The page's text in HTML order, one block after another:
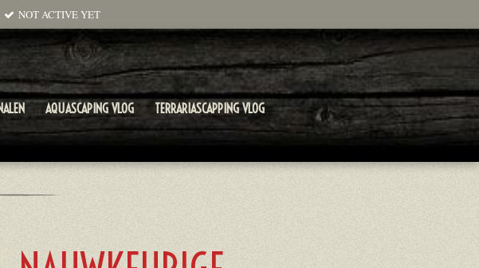
NOT ACTIVE YET
AQUASCAPING VLOG
TERRARIASCAPPING VLOG